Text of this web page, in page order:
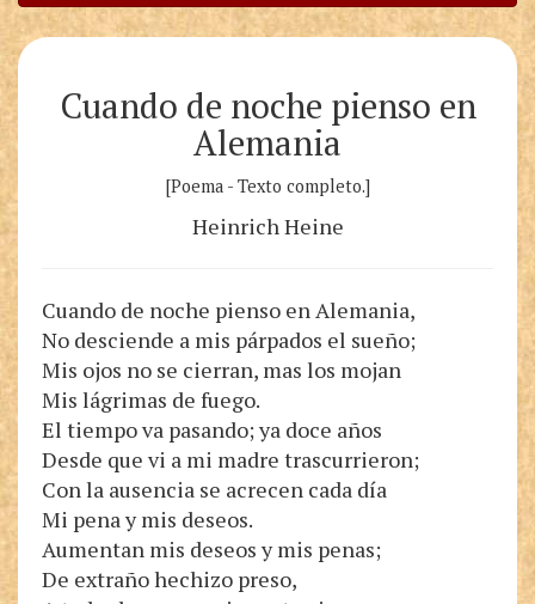
Cuando de noche pienso en
Alemania
[Poema - Texto completo.]
Heinrich Heine
Cuando de noche pienso en Alemania,
No desciende a mis párpados el sueño;
Mis ojos no se cierran, mas los mojan
Mis lágrimas de fuego.
El tiempo va pasando; ya doce años
Desde que vi a mi madre trascurrieron;
Con la ausencia se acrecen cada día
Mi pena y mis deseos.
Aumentan mis deseos y mis penas;
De extraño hechizo preso,